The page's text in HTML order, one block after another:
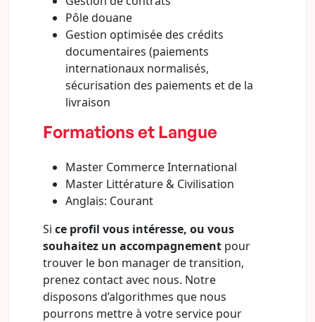
Pôle douane
Gestion optimisée des crédits
documentaires (paiements
internationaux normalisés,
sécurisation des paiements et de la
livraison
Formations et Langue
Master Commerce International
Master Littérature & Civilisation
Anglais: Courant
Si ce profil vous intéresse, ou vous
souhaitez un accompagnement pour
trouver le bon manager de transition,
prenez contact avec nous. Notre
disposons d’algorithmes que nous
pourrons mettre à votre service pour